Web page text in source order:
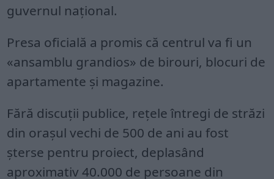
guvernul național.
Presa oficială a promis că centrul va fi un
«ansamblu grandios» de birouri, blocuri de
apartamente și magazine.
Fără discuții publice, rețele întregi de străzi
din orașul vechi de 500 de ani au fost
șterse pentru proiect, deplasând
aproximativ 40.000 de persoane din